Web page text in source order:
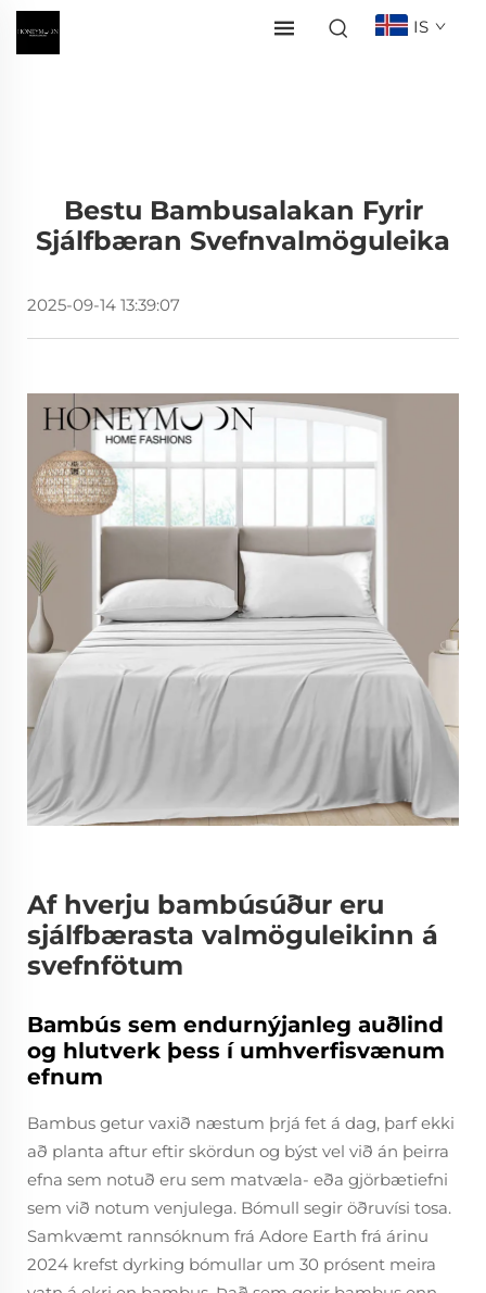
IS
Bestu Bambusalakan Fyrir
Sjálfbæran Svefnvalmöguleika
2025-09-14 13:39:07
Af hverju bambúsúður eru
sjálfbærasta valmöguleikinn á
svefnfötum
Bambús sem endurnýjanleg auðlind
og hlutverk þess í umhverfisvænum
efnum
Bambus getur vaxið næstum þrjá fet á dag, þarf ekki
að planta aftur eftir skördun og býst vel við án þeirra
efna sem notuð eru sem matvæla- eða gjörbætiefni
sem við notum venjulega. Bómull segir öðruvísi tosa.
Samkvæmt rannsóknum frá Adore Earth frá árinu
2024 krefst dyrking bómullar um 30 prósent meira